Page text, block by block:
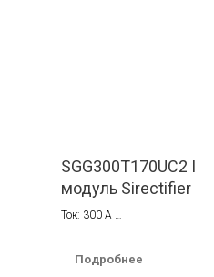
SGG300T170UC2
модуль Sirectifier
Ток: 300 A
В наличии на складе в
Подробнее